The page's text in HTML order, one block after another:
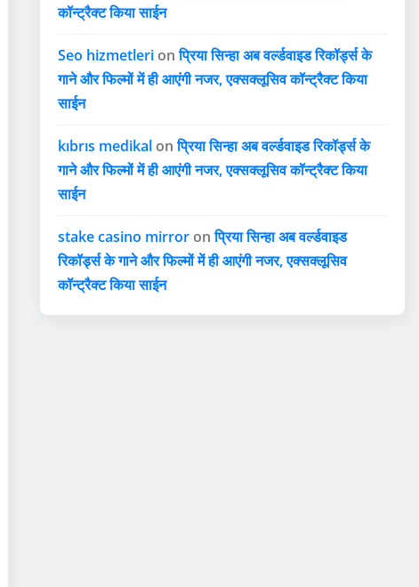
कॉन्ट्रैक्ट किया साईन
Seo hizmetleri onप्रिया सिन्हा अब वर्ल्डवाइड रिकॉर्ड्स के
गाने और फिल्मों में ही आएंगी नजर, एक्सक्लूसिव कॉन्ट्रैक्ट किया
साईन
kıbrıs medikal onप्रिया सिन्हा अब वर्ल्डवाइड रिकॉर्ड्स के
गाने और फिल्मों में ही आएंगी नजर, एक्सक्लूसिव कॉन्ट्रैक्ट किया
साईन
stake casino mirror onप्रिया सिन्हा अब वर्ल्डवाइड
रिकॉर्ड्स के गाने और फिल्मों में ही आएंगी नजर, एक्सक्लूसिव
कॉन्ट्रैक्ट किया साईन